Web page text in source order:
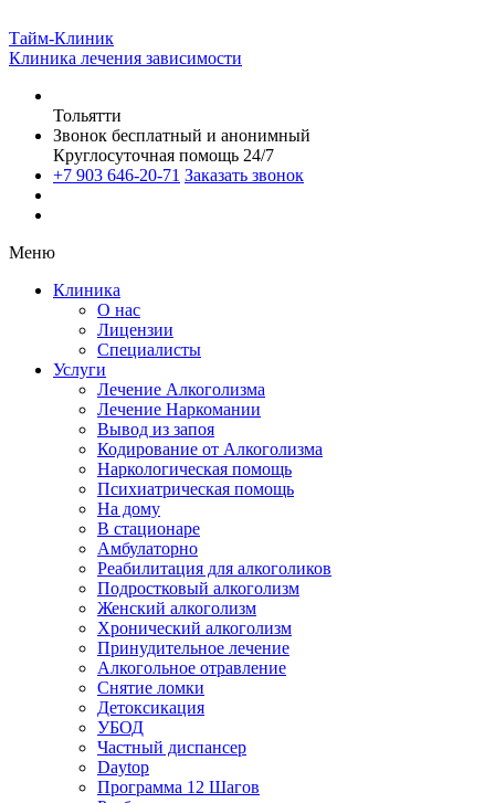
Тайм-Клиник
Клиника лечения зависимости
Тольятти
Звонок бесплатный и анонимный
Круглосуточная помощь 24/7
+7 903 646-20-71 Заказать звонок
Меню
Клиника
О нас
Лицензии
Специалисты
Услуги
Лечение Алкоголизма
Лечение Наркомании
Вывод из запоя
Кодирование от Алкоголизма
Наркологическая помощь
Психиатрическая помощь
На дому
В стационаре
Амбулаторно
Реабилитация для алкоголиков
Подростковый алкоголизм
Женский алкоголизм
Хронический алкоголизм
Принудительное лечение
Алкогольное отравление
Снятие ломки
Детоксикация
УБОД
Частный диспансер
Daytop
Программа 12 Шагов